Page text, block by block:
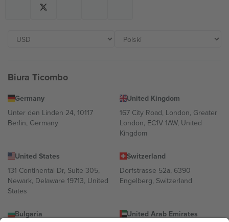
Biura Ticombo
Germany
Unter den Linden 24, 10117
Berlin, Germany
United Kingdom
167 City Road, London, Greater
London, EC1V 1AW, United
Kingdom
United States
131 Continental Dr, Suite 305,
Newark, Delaware 19713, United
States
Switzerland
Dorfstrasse 52a, 6390
Engelberg, Switzerland
Bulgaria United Arab Emirates